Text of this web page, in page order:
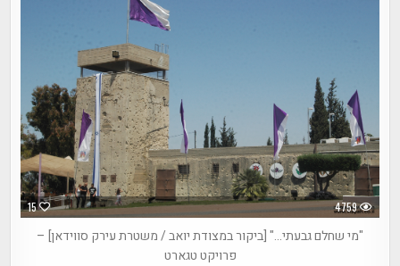
15 4759
"מי שחלם גבעתי…" [ביקור במצודת יואב / משטרת עירק סווידאן] –
פרויקט טגארט